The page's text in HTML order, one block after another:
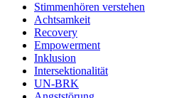
Stimmenhören verstehen
Achtsamkeit
Recovery
Empowerment
Inklusion
Intersektionalität
UN-BRK